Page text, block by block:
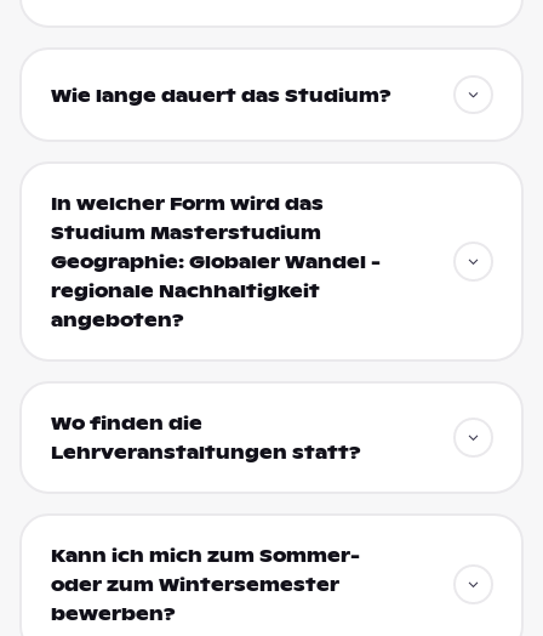
Wie lange dauert das Studium?
In welcher Form wird das
Studium Masterstudium
Geographie: Globaler Wandel -
regionale Nachhaltigkeit
angeboten?
Wo finden die
Lehrveranstaltungen statt?
Kann ich mich zum Sommer-
oder zum Wintersemester
bewerben?